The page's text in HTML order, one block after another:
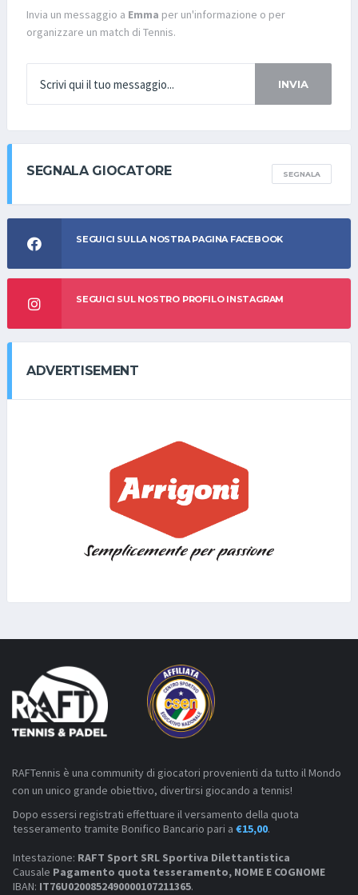
Invia un messaggio a Emma per un'informazione o per
organizzare un match di Tennis.
INVIA
SEGNALA GIOCATORE SEGNALA
SEGUICI SULLA NOSTRA PAGINA FACEBOOK
SEGUICI SUL NOSTRO PROFILO INSTAGRAM
ADVERTISEMENT
RAFTennis è una community di giocatori provenienti da tutto il Mondo
con un unico grande obiettivo, divertirsi giocando a tennis!
Dopo essersi registrati effettuare il versamento della quota
tesseramento tramite Bonifico Bancario pari a €15,00.
Intestazione: RAFT Sport SRL Sportiva Dilettantistica
Causale Pagamento quota tesseramento, NOME E COGNOME
IBAN: IT76U0200852490000107211365.